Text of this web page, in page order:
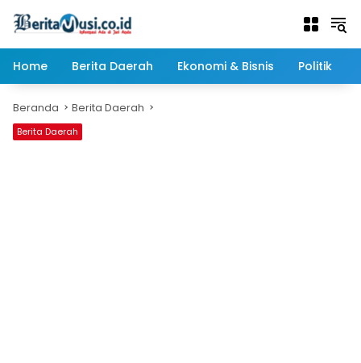
Home
Berita Daerah Ekonomi & Bisnis Politik
Beranda Berita Daerah
Berita Daerah